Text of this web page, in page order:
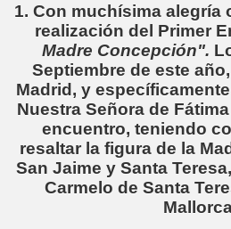
1. Con muchísima alegría
realización del Primer
Madre Concepción".
Septiembre de este
Madrid, y
Nuestra Señora de
encuentro, teniendo
resaltar la figura de la
San Jaime y Santa
Carmelo de Santa